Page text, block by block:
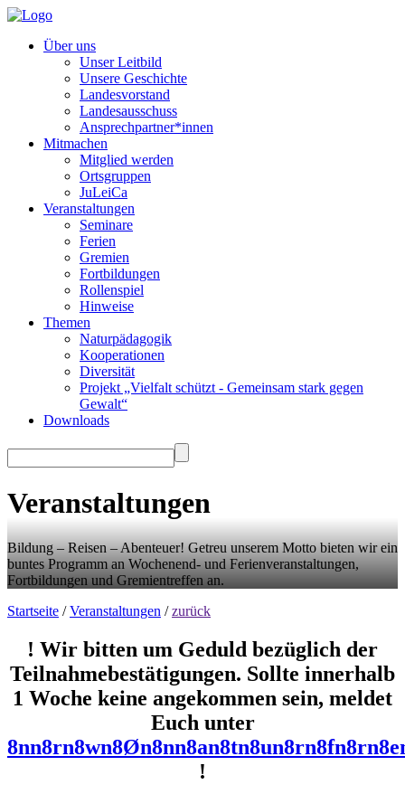
Über uns
Unser Leitbild
Unsere Geschichte
Landesvorstand
Landesausschuss
Ansprechpartner*innen
Mitmachen
Mitglied werden
Ortsgruppen
JuLeiCa
Veranstaltungen
Seminare
Ferien
Gremien
Fortbildungen
Rollenspiel
Hinweise
Themen
Naturpädagogik
Kooperationen
Diversität
Projekt „Vielfalt schützt - Gemeinsam stark gegen
Gewalt“
Downloads
Veranstaltungen
Bildung – Reisen – Abenteuer! Getreu unserem Motto bieten wir ein
buntes Programm an Wochenend- und Ferienveranstaltungen,
Fortbildungen und Gremientreffen an.
Startseite /Veranstaltungen /zurück
! Wir bitten um Geduld bezüglich der
Teilnahmebestätigungen. Sollte innerhalb
1 Woche keine angekommen sein, meldet
Euch unter
8nn8rn8wn8Øn8nn8an8tn8un8rn8fn8rn8e
!